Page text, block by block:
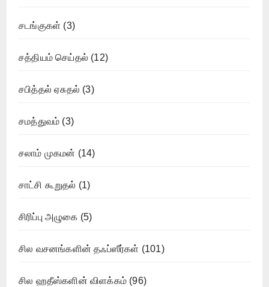
சடங்குகள் (3)
சத்தியம் செய்தல் (12)
சபித்தல் ஏசுதல் (3)
சமத்துவம் (3)
சலாம் முகமன் (14)
சாட்சி கூறுதல் (1)
சிரிப்பு அழுகை (5)
சில வசனங்களின் தஃப்ஸீர்கள் (101)
சில ஹதீஸ்களின் விளக்கம் (96)